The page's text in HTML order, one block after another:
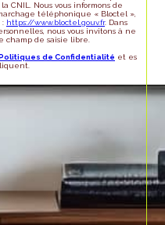
CNIL. Nous vous informons de
téléphonique « Bloctel »,
: https://www.bloctel.gouv.fr. Dans
nous vous invitons à ne
champ de saisie libre.
de Confidentialité et es